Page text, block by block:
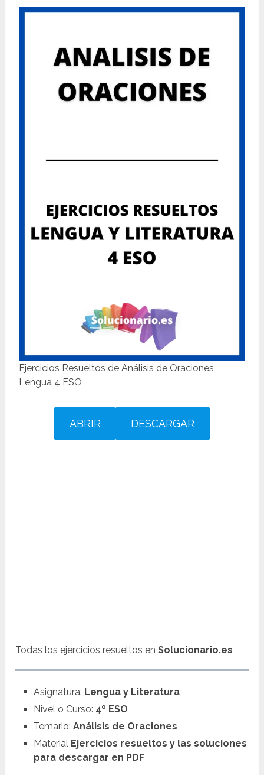
Ejercicios Resueltos de Análisis de Oraciones
Lengua 4 ESO
ABRIR DESCARGAR
Todas los ejercicios resueltos enSolucionario.es
Asignatura: Lengua y Literatura
Nivel o Curso: 4º ESO
Temario: Análisis de Oraciones
Material Ejercicios resueltos y las soluciones
para descargar en PDF